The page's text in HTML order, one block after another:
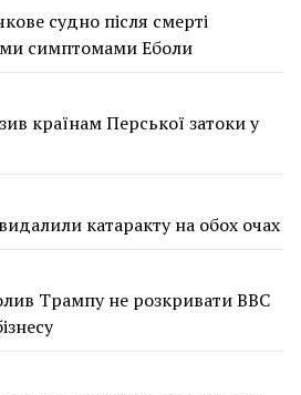
судно після смерті
симптомами Еболи
країнам Перської затоки у
катаракту на обох очах
Трампу не розкривати BBC